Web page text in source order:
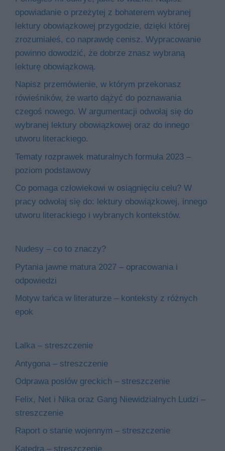
opowiadanie o przeżytej z bohaterem wybranej
lektury obowiązkowej przygodzie, dzięki której
zrozumiałeś, co naprawdę cenisz. Wypracowanie
powinno dowodzić, że dobrze znasz wybraną
lekturę obowiązkową.
Napisz przemówienie, w którym przekonasz
rówieśników, że warto dążyć do poznawania
czegoś nowego. W argumentacji odwołaj się do
wybranej lektury obowiązkowej oraz do innego
utworu literackiego.
Tematy rozprawek maturalnych formuła 2023 –
poziom podstawowy
Co pomaga człowiekowi w osiągnięciu celu? W
pracy odwołaj się do: lektury obowiązkowej, innego
utworu literackiego i wybranych kontekstów.
Nudesy – co to znaczy?
Pytania jawne matura 2027 – opracowania i
odpowiedzi
Motyw tańca w literaturze – konteksty z różnych
epok
Lalka – streszczenie
Antygona – streszczenie
Odprawa posłów greckich – streszczenie
Felix, Net i Nika oraz Gang Niewidzialnych Ludzi –
streszczenie
Raport o stanie wojennym – streszczenie
Katedra – streszczenie